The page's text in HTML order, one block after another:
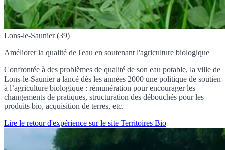
Lons-le-Saunier (39)
Améliorer la qualité de l'eau en soutenant l'agriculture biologique
Confrontée à des problèmes de qualité de son eau potable, la ville de
Lons-le-Saunier a lancé dès les années 2000 une politique de soutien
à l’agriculture biologique : rémunération pour encourager les
changements de pratiques, structuration des débouchés pour les
produits bio, acquisition de terres, etc.
Lire le retour d'expérience sur le site Territoires Bio